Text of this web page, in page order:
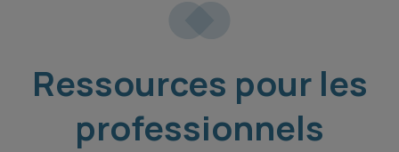
Ressources pour les
professionnels